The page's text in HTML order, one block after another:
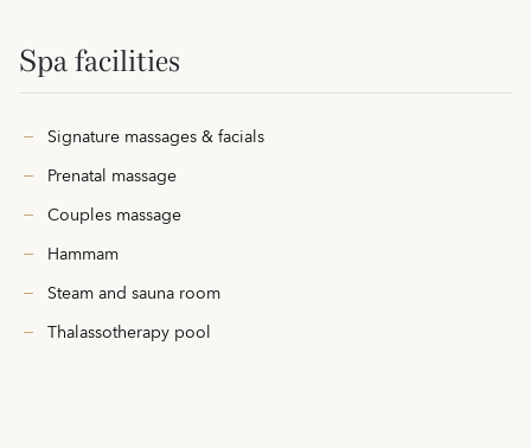
Spa facilities
Signature massages & facials
Prenatal massage
Couples massage
Hammam
Steam and sauna room
Thalassotherapy pool